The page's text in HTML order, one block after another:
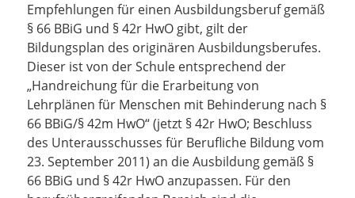
Empfehlungen für einen Ausbildungsberuf gemäß
§ 66 BBiG und § 42r HwO gibt, gilt der
Bildungsplan des originären Ausbildungsberufes.
Dieser ist von der Schule entsprechend der
„Handreichung für die Erarbeitung von
Lehrplänen für Menschen mit Behinderung nach §
66 BBiG/§ 42m HwO“ (jetzt § 42r HwO; Beschluss
des Unterausschusses für Berufliche Bildung vom
23. September 2011) an die Ausbildung gemäß §
66 BBiG und § 42r HwO anzupassen. Für den